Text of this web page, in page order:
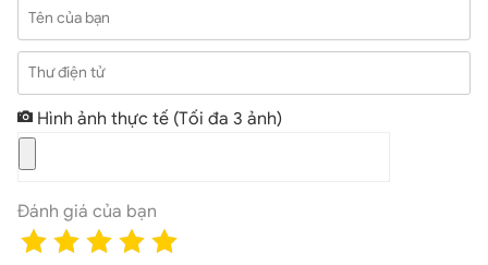
Đánh giá iPhone 7
Tên của bạn
Thư điện tử
Hình ảnh thực tế (Tối đa 3 ảnh)
Đánh giá của bạn